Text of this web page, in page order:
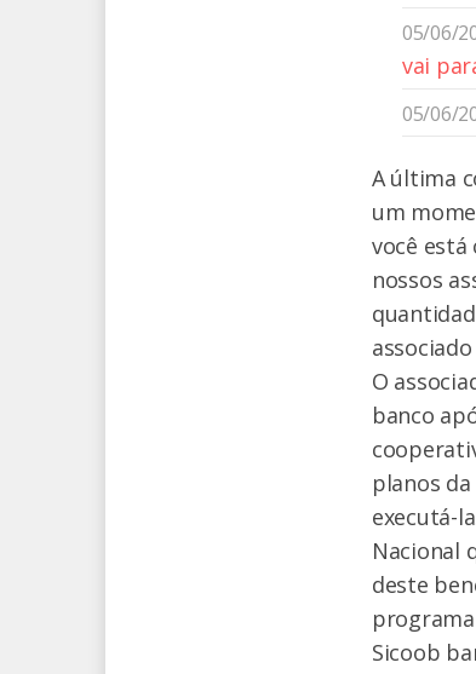
05/06/
vai
05/06/
A última
um
você está
nossos
O
banco
planos
executá-
Nacional
deste
Sicoob